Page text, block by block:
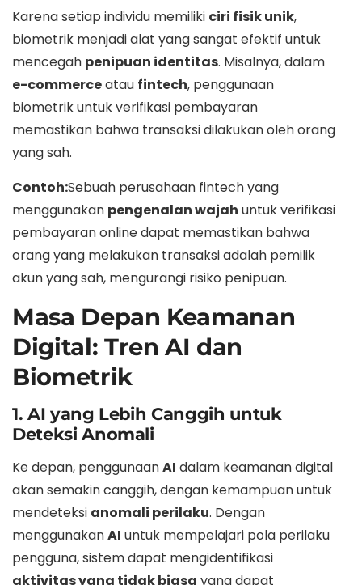
Karena setiap individu memiliki ciri fisik unik,
biometrik menjadi alat yang sangat efektif untuk
mencegah penipuan identitas. Misalnya, dalam
e-commerceatau fintech, penggunaan
biometrik untuk verifikasi pembayaran
memastikan bahwa transaksi dilakukan oleh orang
yang sah.
Contoh:Sebuah perusahaan fintech yang
menggunakan pengenalan wajah untuk verifikasi
pembayaran online dapat memastikan bahwa
orang yang melakukan transaksi adalah pemilik
akun yang sah, mengurangi risiko penipuan.
Masa Depan Keamanan
Digital: Tren AI dan
Biometrik
1. AI yang Lebih Canggih untuk
Deteksi Anomali
Ke depan, penggunaanAI dalam keamanan digital
akan semakin canggih, dengan kemampuan untuk
mendeteksi anomali perilaku. Dengan
menggunakanAI untuk mempelajari pola perilaku
pengguna, sistem dapat mengidentifikasi
aktivitas yang tidak biasa yang dapat